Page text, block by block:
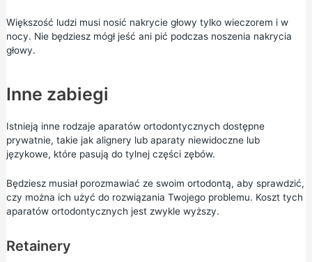
Większość ludzi musi nosić nakrycie głowy tylko wieczorem i w
nocy. Nie będziesz mógł jeść ani pić podczas noszenia nakrycia
głowy.
Inne zabiegi
Istnieją inne rodzaje aparatów ortodontycznych dostępne
prywatnie, takie jak alignery lub aparaty niewidoczne lub
językowe, które pasują do tylnej części zębów.
Będziesz musiał porozmawiać ze swoim ortodontą, aby sprawdzić,
czy można ich użyć do rozwiązania Twojego problemu. Koszt tych
aparatów ortodontycznych jest zwykle wyższy.
Retainery